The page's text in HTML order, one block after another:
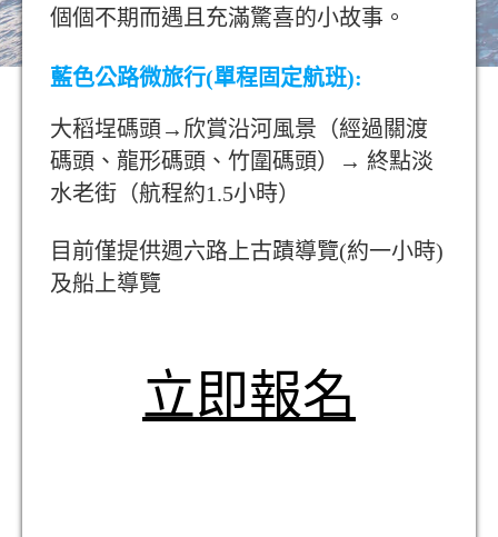
個個不期而遇且充滿驚喜的小故事。
藍色公路微旅行(單程固定航班):
大稻埕碼頭→欣賞沿河風景（經過關渡
碼頭、龍形碼頭、竹圍碼頭）→ 終點淡
水老街（航程約1.5小時）
目前僅提供週六路上古蹟導覽(約一小時)
及船上導覽
立即報名